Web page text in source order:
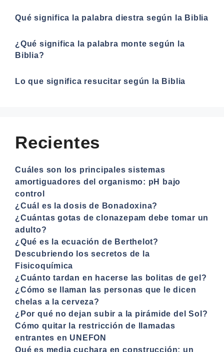
Qué significa la palabra diestra según la Biblia
¿Qué significa la palabra monte según la
Biblia?
Lo que significa resucitar según la Biblia
Recientes
Cuáles son los principales sistemas
amortiguadores del organismo: pH bajo
control
¿Cuál es la dosis de Bonadoxina?
¿Cuántas gotas de clonazepam debe tomar un
adulto?
¿Qué es la ecuación de Berthelot?
Descubriendo los secretos de la
Fisicoquímica
¿Cuánto tardan en hacerse las bolitas de gel?
¿Cómo se llaman las personas que le dicen
chelas a la cerveza?
¿Por qué no dejan subir a la pirámide del Sol?
Cómo quitar la restricción de llamadas
entrantes en UNEFON
Qué es media cuchara en construcción: un